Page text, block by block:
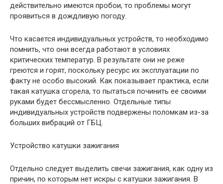
действительно имеются пробои, то проблемы могут
проявиться в дождливую погоду.
Что касается индивидуальных устройств, то необходимо
помнить, что они всегда работают в условиях
критических температур. В результате они не реже
греются и горят, поскольку ресурс их эксплуатации по
факту не особо высокий. Как показывает практика, если
такая катушка сгорела, то пытаться починить ее своими
руками будет бессмысленно. Отдельные типы
индивидуальных устройств подвержены поломкам из-за
больших вибраций от ГБЦ.
Устройство катушки зажигания
Отдельно следует выделить свечи зажигания, как одну из
причин, по которым нет искры с катушки зажигания. В